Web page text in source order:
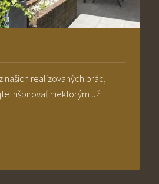
našich realizovaných prác,
inšpirovať niektorým už